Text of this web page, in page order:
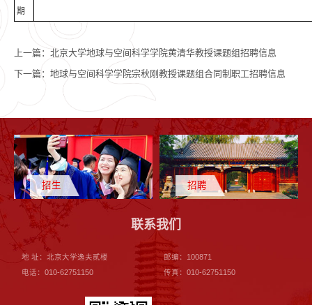
期
上一篇： 北京大学地球与空间科学学院黄清华教授课题组招聘信息
下一篇： 地球与空间科学学院宗秋刚教授课题组合同制职工招聘信息
招生 招聘
联系我们
地 址：北京大学逸夫贰楼
邮编：100871
电话：010-62751150
传真：010-62751150